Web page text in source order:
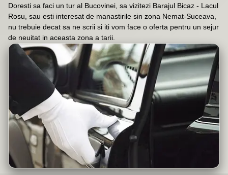
Doresti sa faci un tur al Bucovinei, sa vizitezi Barajul Bicaz - Lacul
Rosu, sau esti interesat de manastirile sin zona Nemat-Suceava,
nu trebuie decat sa ne scrii si iti vom face o oferta pentru un sejur
de neuitat in aceasta zona a tarii.